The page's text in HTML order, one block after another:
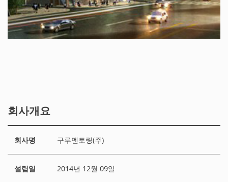
회사개요
회사명 구루멘토링(주)
설립일 2014년 12월 09일